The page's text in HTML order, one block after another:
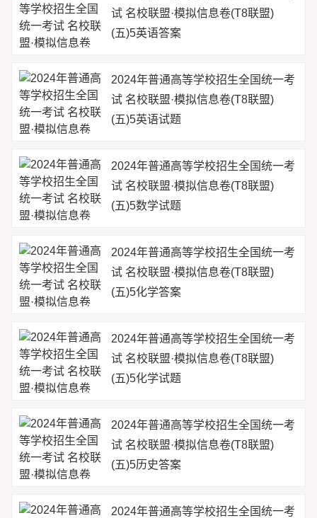
试 名校联盟·模拟信息卷(T8联盟)
(五)5英语答案
2024年普通高等学校招生全国统一考
试 名校联盟·模拟信息卷(T8联盟)
(五)5英语试题
2024年普通高等学校招生全国统一考
试 名校联盟·模拟信息卷(T8联盟)
(五)5数学试题
2024年普通高等学校招生全国统一考
试 名校联盟·模拟信息卷(T8联盟)
(五)5化学答案
2024年普通高等学校招生全国统一考
试 名校联盟·模拟信息卷(T8联盟)
(五)5化学试题
2024年普通高等学校招生全国统一考
试 名校联盟·模拟信息卷(T8联盟)
(五)5历史答案
2024年普通高等学校招生全国统一考